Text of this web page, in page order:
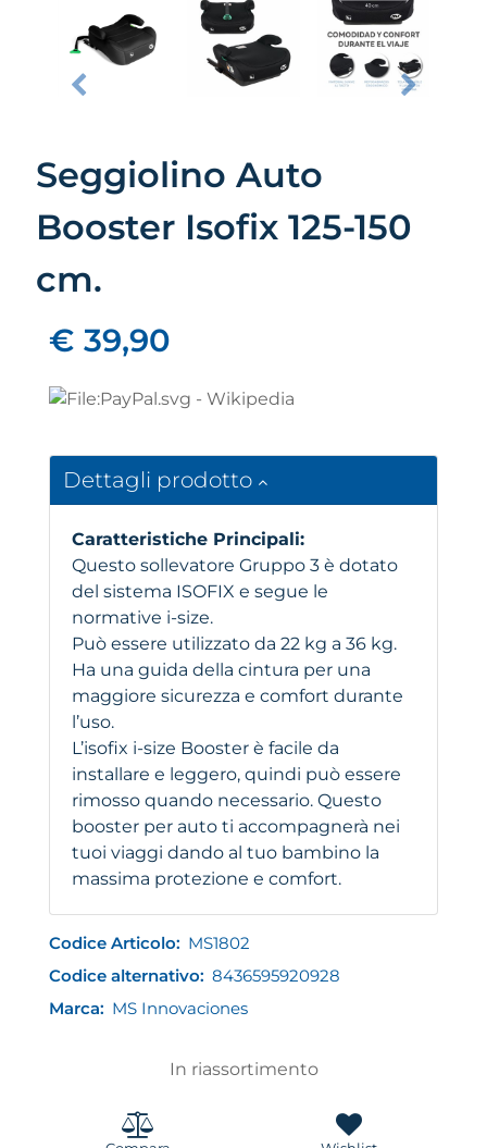
Seggiolino Auto
Booster Isofix 125-150
cm.
€ 39,90
Dettagli prodotto
Caratteristiche Principali:
Questo sollevatore Gruppo 3 è dotato
del sistema ISOFIX e segue le
normative i-size.
Può essere utilizzato da 22 kg a 36 kg.
Ha una guida della cintura per una
maggiore sicurezza e comfort durante
l’uso.
L’isofix i-size Booster è facile da
installare e leggero, quindi può essere
rimosso quando necessario. Questo
booster per auto ti accompagnerà nei
tuoi viaggi dando al tuo bambino la
massima protezione e comfort.
Codice Articolo: MS1802
Codice alternativo: 8436595920928
Marca: MS Innovaciones
In riassortimento